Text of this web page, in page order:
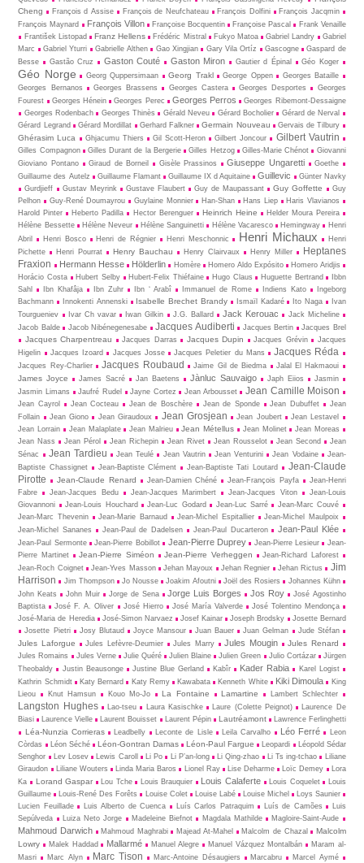
Cheng
François d Assise François de Neufchateau François Dolfini
François Jacqmin
François Maynard
François Villon Françoise Bocquentin Françoise Pascal
Frank Venaille
František Listopad
Franz Hellens Frédéric Mistral Fukyo Matoa Gabriel Landry
Gabriel
Marc
Gabriel Yturri Gabrielle Althen Gao Xingjian Gary Vila Ortíz Gascogne
Gaspard de
Besse
Gastão Cruz Gaston Couté Gaston Miron Gautier d Épinal Géo Koger
Géo Norge Georg Quppersimaan Georg Trakl George Oppen
Georges Bataille
Georges Bernanos
Georges Brassens Georges Castera Georges Desportes
Georges
Fourest
Georges Hénein Georges Perec Georges Perros
Georges Ribemont-Dessaigne
Georges Rodenbach
Georges Thinès Gérald Neveu Gérard Bocholier
Gérard de Nerval
Gérard Legrand
Gérard Mordillat Gerhard Falkner Germain Nouveau Gervais de Tilbury
Ghérasim Luca Ghjacumu Thiers Gil Scott-Heron Gilbert Joncour Gilbert Vautrin
Gilles Compagnon Gilles Durant de la Bergerie Gilles Hetzog Gilles-Marie Chénot
Giovanni
Gioviano Pontano
Giraud de Borneil Gisèle Prassinos Giuseppe Ungaretti
Goethe
Guillaume des Autelz
Guillaume Flamant Guillaume IX d Aquitaine Guillevic
Günter Navky
Gurdjieff
Gustav Meyrink Gustave Flaubert Guy de Maupassant Guy Goffette
Guy
Pelhon
Guy-René Dou­may­rou Guylaine Monnier Han-Shan Hans Liep
Haris Vlavianos
Harold Pinter
Heberto Padilla Hector Berenguer Heinrich Heine
Helder Moura Pereira
Hélène Bessette
Hélène Neveur Hélène Sanguinetti Hélène Vacaresco Hemingway
Henri
Abril
Henri Bosco Henri de Régnier Henri Meschonnic Henri Michaux
Henri
Pichette
Henri Pourrat Henry Bauchau Henry Clairvaux Henry Miller
Heptanes
Fraxion
Hermann Hesse Hölderlin Homère Homero Aldo Expósito
Homero Aridjis
Horácio Costa
Hubert Selby Hubert-Felix Thiéfaine Hugo Claus Huguette Bertrand
Ibbn
Sahl
Ibn Khafâja Ibn Zuhr Ibn ‘ Arabî Immanuel de Rome Indiens Kato
Ingeborg
Bachmann
Innokenti Annenski Isabelle Brechet Brandy Ismaïl Kadaré Ito Naga
Ivan
Tourgueniev
Ivar Ch vavar Iwan Gilkin J.G. Ballard Jack Kerouac
Jack Micheline
Jacob Balde
Jacob Nibénegenesabe Jacques Audiberti Jacques Bertin Jacques Brel
Jacques Charpentreau Jacques Darras Jacques Dupin Jacques Grévin
Jacques
Higelin
Jacques Izoard Jacques Josse Jacques Peletier du Mans Jacques Réda
Jacques Rey-Charlier Jacques Roubaud Jaime Gil de Biedma Jalal El Hakmaoui
James Joyce James Sacré Jan Baetens Jànluc Sauvaigo Japh Eiios
Jasmin
Jasmin Limans
Jaufré Rudel Jayne Cortez Jean Arbousset Jean Camille Moison
Jean Cayrol Jean Cocteau Jean de Boschère Jean de Sponde Jean Dubuffet
Jean
Follain
Jean Giono Jean Giraudoux Jean Grosjean Jean Joubert
Jean Lestavel
Jean Lorrain
Jean Malaplate Jean Malrieu Jean Métellus Jean Molinet
Jean Moreas
Jean Nass
Jean Pérol Jean Richepin Jean Rivet Jean Rousselot Jean Second
Jean
Sénac
Jean Tardieu Jean Teulé Jean Vautrin Jean Venturini Jean Vodaine
Jean-
Baptiste Chassignet
Jean-Baptiste Clément Jean-Baptiste Tati Loutard
Jean-Claude
Pirotte
Jean-Claude Renard Jean-Damien Chéné Jean-François Payfa
Jean-Henri
Fabre
Jean-Jacques Bedu Jean-Jacques Marimbert Jean-Jacques Viton
Jean-Louis
Giovannoni
Jean-Louis Houchard Jean-Luc Godard Jean-Luc Sarré
Jean-Marc Couvé
Jean-Marc Thevenin
Jean-Marie Barnaud Jean-Michel Espitallier
Jean-Michel Maulpoix
Jean-Michel Sananes
Jean-Paul de Dadelsen Jean-Paul Ducarteron Jean-Paul Klée
Jean-Paul Sermonte Jean-Pierre Bobillot Jean-Pierre Duprey Jean-Pierre Lesieur
Jean-
Pierre Martinet
Jean-Pierre Siméon Jean-Pierre Verheggen
Jean-Richard Laforest
Jean-Roch Coignet
Jean-Yves Masson Jehan Mayoux Jehan Regnier Jehan Rictus
Jim
Harrison
Jim Thompson Jo Nousse Joakim Afoutni Joël des Rosiers
Johannes Kühn
John Keats
John Muir Jorge de Sena Jorge Luis Borges Jos Roy
José Agostinho
Baptista
José F. A. Oliver José Hierro José María Valverde
José Tolentino Mendonça
José-Maria de Heredia
José-Simon Narvaez Josef Kainar Joseph Brodsky
Josette Bernard
Josette Pietri
Josy Blutaud Joyce Mansour Juan Bauer Juan Gelman Jude Stéfan
Jules Laforgue Jules Lefèvre-Deumier Jules Marry Jules Mougin Jules Renard
Jules Romains Jules Verne Julie Quéré Julien Blaine Julien Green Julio Cortázar
Jürgen
Theobaldy
Justin Beausonge Justine Blue Gerland Kabîr Kader Rabia
Karel Logist
Kathrin Schmidt
Katy Bernard Katy Remy Kawabata Kenneth White Kiki Dimoula
King
Lieou
Knut Hamsun Kouo Mo-Jo La Fontaine Lamartine Lambert Schlechter
Langston Hughes Lao-tseu Laura Kasischke Laure (Colette Peignot)
Laurence De
Biasi
Laurence Vielle Laurent Bouisset Laurent Pépin Lautréamont Lawrence Ferlinghetti
Léa-Nunzia Corrieras Leadbelly Leconte de Lisle Leila Carvalho Léo Ferré
Leon
Còrdas
Léon Séché Léon-Gontran Damas Léon-Paul Fargue Leopardi
Léopold Sédar
Senghor
Lev Losev Lewis Caroll Li Po Li P’an-long Li Qing-zhao Li Ts ing-tchao
Liliane
Giraudon
Liliane Wouters Linda Maria Baros Lionel Ray Lise Deharme Loïc Demey
Lora
Ka
Lorand Gaspar Lou Tche Louis Brauquier Louis Calaferte Louis Coquelet
Louis
Guillaume
Louis-René Des Forêts Louise Colet Louise Labé Louise Michel
Loys Saunier
Lucien Feuillade
Luis Alberto de Cuenca Luís Carlos Patraquim Luís de Camões
Luis
Sepúlveda
Luiza Neto Jorge Madeleine Biefnot Magdala Mathilde Magloire-Saint-Aude
Mahmoud Darwich Mahmoud Maghrabi Majead At-Mahel Malcolm de Chazal
Malcolm
Lowry
Malek Haddad Mallarmé Manuel Alegre Manuel Vázquez Montalbán
Maram al-
Masri
Marc Alyn Marc Tison Marc-Antoine Désaugiers Marcabru
Marcel Aymé